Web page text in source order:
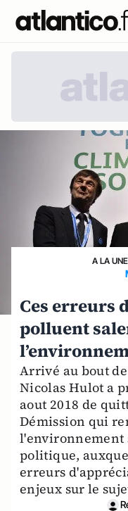
A LA UNE
Ces erreurs
polluent
Arrivé au bout
Nicolas Hulot a
aout 2018 de
Démission qui
l'environnement
politique,
erreurs
enjeux sur le